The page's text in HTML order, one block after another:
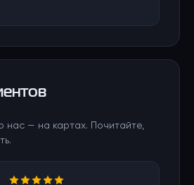
нас — на картах. Почитайте,